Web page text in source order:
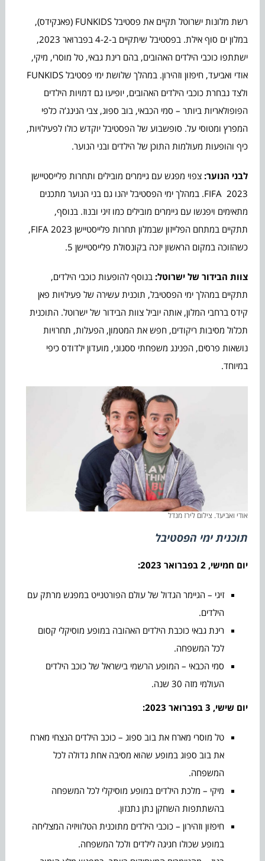
רשת מלונות ישרוטל תקיים את פסטיבל FUNKIDS (פאנקידס),
במלון ים סוף אילת. בפסטיבל שיתקיים ב-4-2 בפברואר 2023,
ישתתפו כוכבי הילדים האהובים, בהם רינת גבאי, טל מוסרי, מיקי,
אודי ואביעד, חיפזון וזהירון. במהלך שלושת ימי פסטיבל FUNKIDS
ולצד נבחרת כוכבי הילדים האהובים, יופיעו גם דמויות הילדים
הפופולאריות ביותר – סמי הכבאי, בוב ספוג, צבי הנינג’ה כלפי
המפרץ ומטוסי על. סופשבוע של הפסטיבל יוקדש כולו לפעילויות,
כיף והופעות מעולמות התוכן של הילדים ובני הנוער.
לבני הנוער: צפוי מפגש עם גיימרים מובילים ותחרות פלייסטיישן
FIFA 2023. במהלך ימי הפסטיבל יהנו גם בני הנוער מתכנים
מתאימים ויפגשו עם גיימרים מובילים כמו זיגי ובנוז. בנוסף,
תתקיים במתחם הפלייזון שבמלון תחרות פלייסטיישן FIFA 2023,
כשהזוכה במקום הראשון יזכה בקונסולת פלייסטיישן 5.
צוות הבידור של ישרוטל: בנוסף להופעות כוכבי הילדים,
תתקיים במהלך ימי הפסטיבל, תוכנית עשירה של פעילויות פאן
קידס ברחבי המלון, אותה יוביל צוות הבידור של ישרוטל. התוכנית
תכלול מסיבות ריקודים, חפש את המטמון, הפעלות, תחרויות
נושאות פרסים, הפנינג משפחתי ססגוני, מועדון ילדודס כיפי
במיוחד.
אודי ואביעד. צילום לירז מנדל
תוכנית ימי הפסטיבל
יום חמישי, 2 בפברואר 2023:
זיגי – הגיימר הגדול של עולם הפורטנייט במפגש מרתק עם
הילדים.
רינת גבאי כוכבת הילדים האהובה במופע מוסיקלי קסום
לכל המשפחה.
סמי הכבאי – המופע הרשמי בישראל של כוכב הילדים
העולמי מזה 30 שנה.
יום שישי, 3 בפברואר 2023:
טל מוסרי מארח את בוב ספוג – כוכב הילדים הנצחי מארח
את בוב ספוג במופע שהוא מסיבה אחת גדולה לכל
המשפחה.
מיקי – מלכת הילדים במופע מוסיקלי לכל המשפחה
בהשתתפות השחקן נתן נתנזון.
חיפזון וזהירון – כוכבי הילדים מתוכנית הטלוויזיה המצליחה
במופע שכולו חגיגה לילדים ולכל המשפחה.